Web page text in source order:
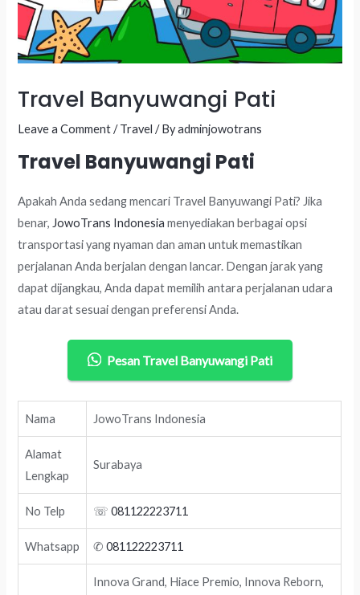
Travel Banyuwangi Pati
Leave a Comment /Travel / Byadminjowotrans
Travel Banyuwangi Pati
Apakah Anda sedang mencari Travel Banyuwangi Pati? Jika
benar, JowoTrans Indonesia menyediakan berbagai opsi
transportasi yang nyaman dan aman untuk memastikan
perjalanan Anda berjalan dengan lancar. Dengan jarak yang
dapat dijangkau, Anda dapat memilih antara perjalanan udara
atau darat sesuai dengan preferensi Anda.
Pesan Travel Banyuwangi Pati
Nama JowoTrans Indonesia
Alamat
Lengkap
Surabaya
No Telp ☏081122223711
Whatsapp ✆081122223711
Innova Grand, Hiace Premio, Innova Reborn,